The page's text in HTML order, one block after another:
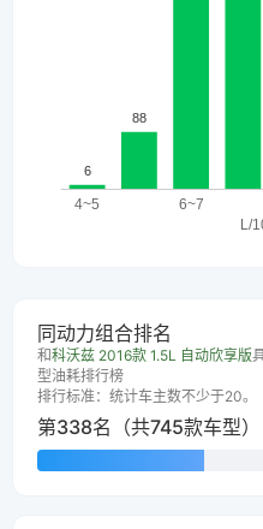
同动力组合排名
和科沃兹 2016款 1.5L 自动欣享版
型油耗排行榜
排行标准：统计车主数不少于20。
第338名（共745款车型）